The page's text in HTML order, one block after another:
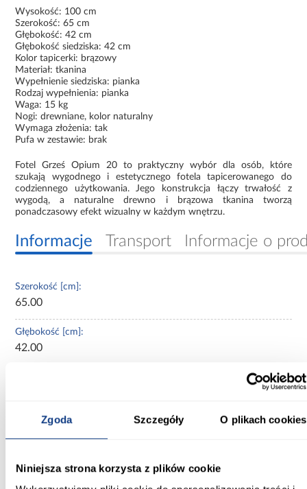
Zgoda Szczegóły O plikach cookies
Niniejsza strona korzysta z plików cookie
Wysokość: 100 cm
Szerokość: 65 cm
Głębokość: 42 cm
Głębokość siedziska: 42 cm
Kolor tapicerki: brązowy
Materiał: tkanina
Wypełnienie siedziska: pianka
Rodzaj wypełnienia: pianka
Waga: 15 kg
Nogi: drewniane, kolor naturalny
Wymaga złożenia: tak
Pufa w zestawie: brak
Fotel Grześ Opium 20 to praktyczny wybór dla osób, które
szukają wygodnego i estetycznego fotela tapicerowanego do
codziennego użytkowania. Jego konstrukcja łączy trwałość z
wygodą, a naturalne drewno i brązowa tkanina tworzą
ponadczasowy efekt wizualny w każdym wnętrzu.
Informacje Transport Informacje o
Szerokość [cm]:
65.00
Głębokość [cm]:
42.00
Głębokość siedziska [cm]:
42.00
Kolor:
brązowy